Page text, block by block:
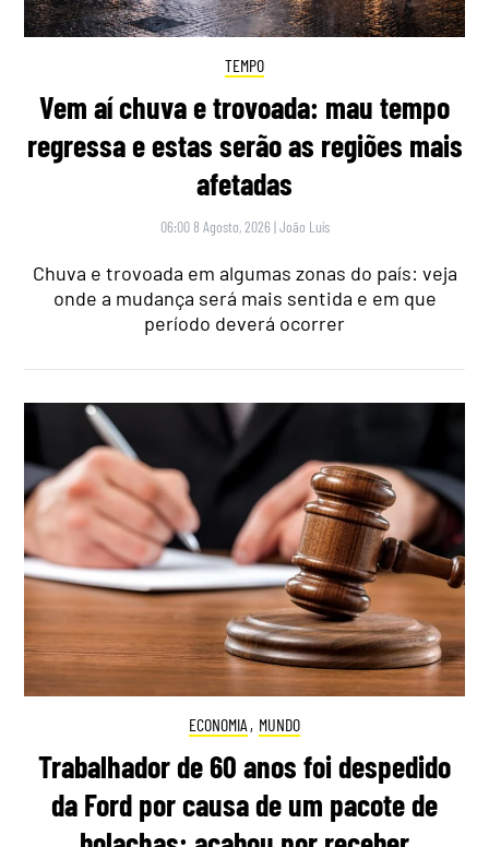
TEMPO
Vem aí chuva e trovoada: mau tempo
regressa e estas serão as regiões mais
afetadas
06:00 8 Agosto, 2026 |João Luís
Chuva e trovoada em algumas zonas do país: veja
onde a mudança será mais sentida e em que
período deverá ocorrer
ECONOMIA , MUNDO
Trabalhador de 60 anos foi despedido
da Ford por causa de um pacote de